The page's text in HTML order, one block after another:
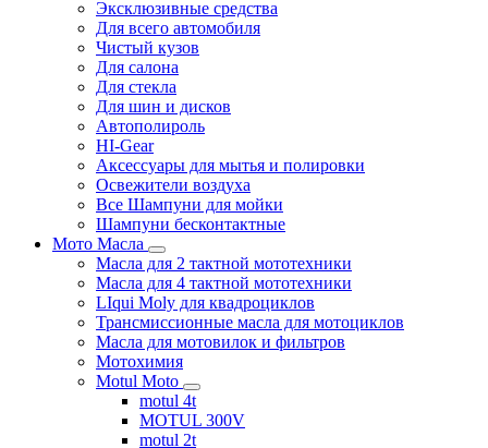
Эксклюзивные средства
Для всего автомобиля
Чистый кузов
Для салона
Для стекла
Для шин и дисков
Автополироль
HI-Gear
Аксессуары для мытья и полировки
Освежители воздуха
Все Шампуни для мойки
Шампуни бесконтактные
Мото Масла
Масла для 2 тактной мототехники
Масла для 4 тактной мототехники
LIqui Moly для квадроциклов
Трансмиссионные масла для мотоциклов
Масла для мотовилок и фильтров
Мотохимия
Motul Moto
motul 4t
MOTUL 300V
motul 2t